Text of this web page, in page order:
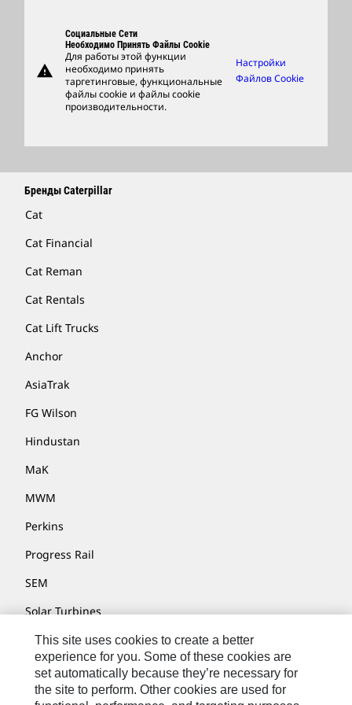
Support
Фирменные Товары
Найти Дилера
warning
Социальные Сети
Необходимо Принять Файлы Cookie
Для работы этой функции
необходимо принять
таргетинговые, функциональные
файлы cookie и файлы cookie
производительности.
Настройки
Файлов Cookie
Бренды Caterpillar
Cat
Cat Financial
Cat Reman
Cat Rentals
Cat Lift Trucks
Anchor
AsiaTrak
FG Wilson
Hindustan
MaK
MWM
Perkins
Progress Rail
SEM
Solar Turbines
SPM Oil & Gas
Turner Powertrain Systems
This site uses cookies to create a better
experience for you. Some of these cookies are
set automatically because they’re necessary for
the site to perform. Other cookies are used for